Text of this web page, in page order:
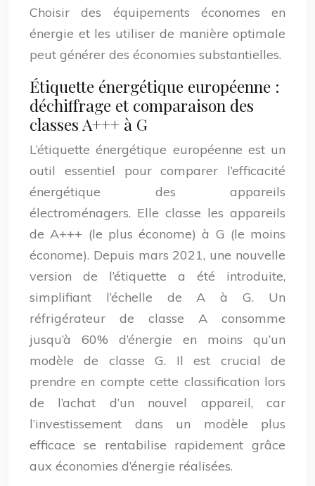
Choisir des équipements économes en
énergie et les utiliser de manière optimale
peut générer des économies substantielles.
Étiquette énergétique européenne :
déchiffrage et comparaison des
classes A+++ à G
L’étiquette énergétique européenne est un
outil essentiel pour comparer l’efficacité
énergétique des appareils
électroménagers. Elle classe les appareils
de A+++ (le plus économe) à G (le moins
économe). Depuis mars 2021, une nouvelle
version de l’étiquette a été introduite,
simplifiant l’échelle de A à G. Un
réfrigérateur de classe A consomme
jusqu’à 60% d’énergie en moins qu’un
modèle de classe G. Il est crucial de
prendre en compte cette classification lors
de l’achat d’un nouvel appareil, car
l’investissement dans un modèle plus
efficace se rentabilise rapidement grâce
aux économies d’énergie réalisées.